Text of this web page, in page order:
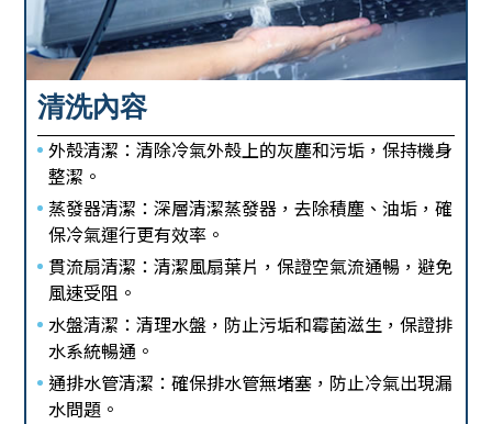
清洗內容
外殼清潔：清除冷氣外殼上的灰塵和污垢，保持機身
整潔。
蒸發器清潔：深層清潔蒸發器，去除積塵、油垢，確
保冷氣運行更有效率。
貫流扇清潔：清潔風扇葉片，保證空氣流通暢，避免
風速受阻。
水盤清潔：清理水盤，防止污垢和霉菌滋生，保證排
水系統暢通。
通排水管清潔：確保排水管無堵塞，防止冷氣出現漏
水問題。